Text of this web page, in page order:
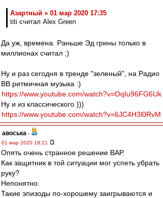
Азартный » 01 мар 2020 17:35
titi считал Alex Green
Да уж, времена. Раньше Эд грины только в
миллионах считал ;)
Ну и раз сегодня в тренде "зеленый", на Радио
ВВ ритмичная музыка :)
https://www.youtube.com/watch?v=OqIu96FG6Uk
Ну и из классического )))
https://www.youtube.com/watch?v=6JC4H3l0RvM
авоська -
01 мар 2020 18:21
Опять очень странное решение ВАР.
Как защитник в той ситуации мог успеть убрать
руку?
Непонятно.
Такие эпизоды по-хорошему заигрываются и